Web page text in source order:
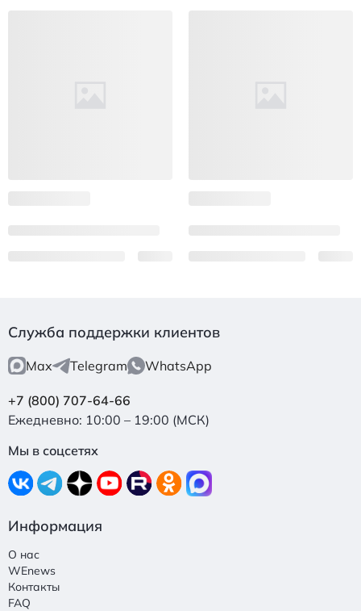
Служба поддержки клиентов
Max Telegram WhatsApp
+7 (800) 707-64-66
Ежедневно: 10:00 – 19:00 (МСК)
Мы в соцсетях
Информация
О нас
WEnews
Контакты
FAQ